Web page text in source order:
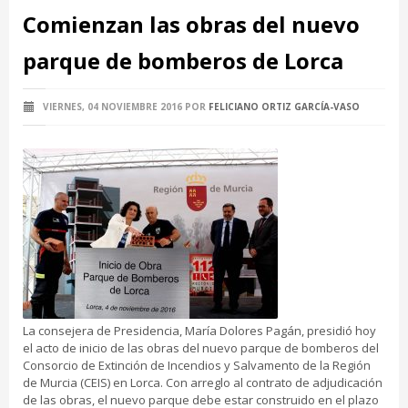
Comienzan las obras del nuevo
parque de bomberos de Lorca
VIERNES, 04 NOVIEMBRE 2016 POR FELICIANO ORTIZ GARCÍA-VASO
La consejera de Presidencia, María Dolores Pagán, presidió hoy
el acto de inicio de las obras del nuevo parque de bomberos del
Consorcio de Extinción de Incendios y Salvamento de la Región
de Murcia (CEIS) en Lorca. Con arreglo al contrato de adjudicación
de las obras, el nuevo parque debe estar construido en el plazo